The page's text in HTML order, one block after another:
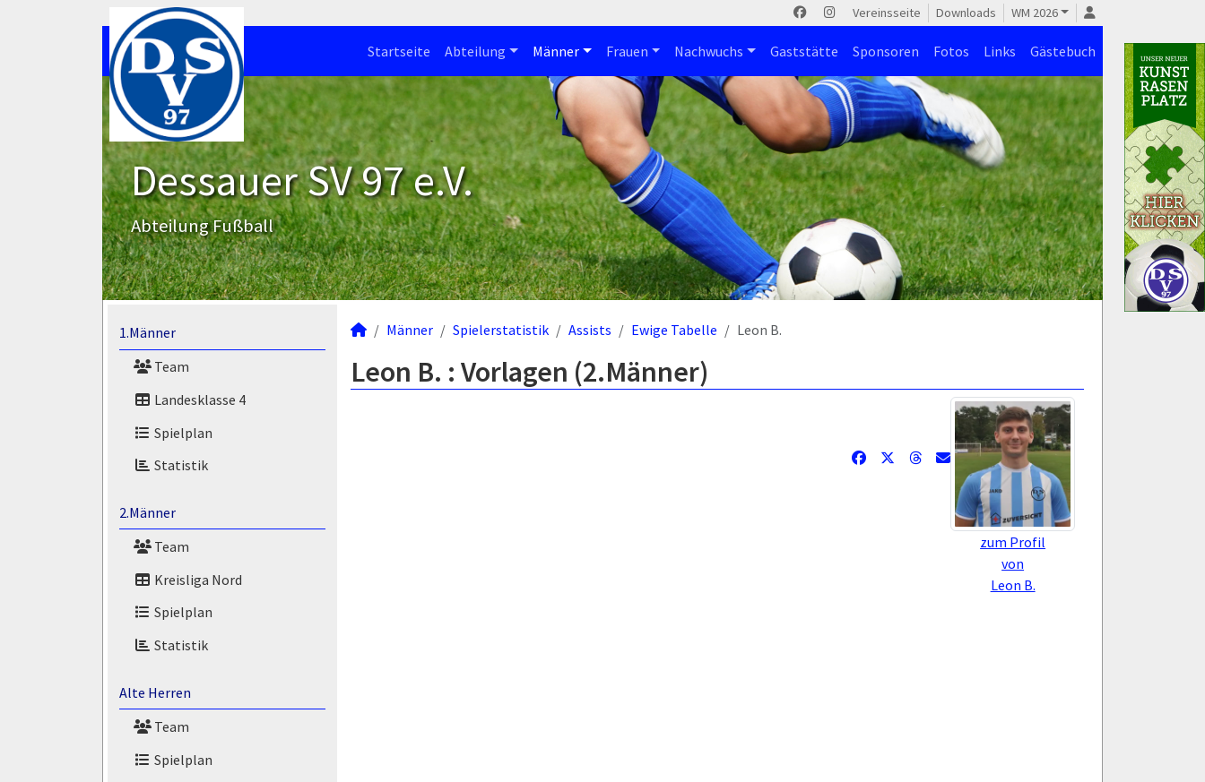
Vereinsseite Downloads WM 2026
Startseite Abteilung Männer Frauen Nachwuchs Gaststätte Sponsoren Fotos Links Gästebuch
Dessauer SV 97 e.V.
Abteilung Fußball
1.Männer
Team
Landesklasse 4
Spielplan
Statistik
2.Männer
Team
Kreisliga Nord
Spielplan
Statistik
Alte Herren
Team
Spielplan
Männer Spielerstatistik Assists Ewige Tabelle Leon B.
Leon B. : Vorlagen (2.Männer)
zum Profil
von
Leon B.